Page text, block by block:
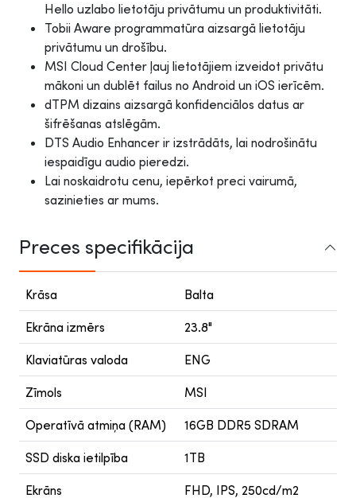
Hello uzlabo lietotāju privātumu un produktivitāti.
Tobii Aware programmatūra aizsargā lietotāju
privātumu un drošību.
MSI Cloud Center ļauj lietotājiem izveidot privātu
mākoni un dublēt failus no Android un iOS ierīcēm.
dTPM dizains aizsargā konfidenciālos datus ar
šifrēšanas atslēgām.
DTS Audio Enhancer ir izstrādāts, lai nodrošinātu
iespaidīgu audio pieredzi.
Lai noskaidrotu cenu, iepērkot preci vairumā,
sazinieties ar mums.
Preces specifikācija
Krāsa Balta
Ekrāna izmērs 23.8"
Klaviatūras valoda ENG
Zīmols MSI
Operatīvā atmiņa (RAM) 16GB DDR5 SDRAM
SSD diska ietilpība 1TB
Ekrāns FHD, IPS, 250cd/m2